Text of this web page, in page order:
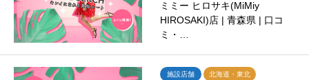
ミミー ヒロサキ(MiMiy
HIROSAKI)店 | 青森県 | 口コ
ミ・…
施設店舗 北海道・東北